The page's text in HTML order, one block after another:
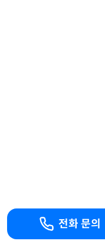
전화 문의